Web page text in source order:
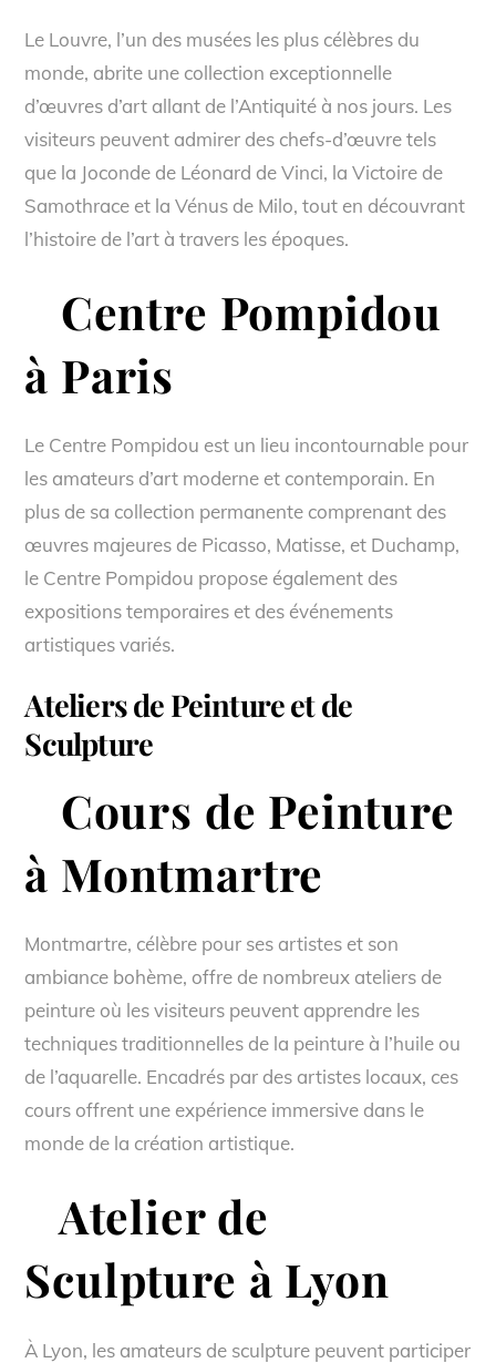
Le Louvre, l’un des musées les plus célèbres du
monde, abrite une collection exceptionnelle
d’œuvres d’art allant de l’Antiquité à nos jours. Les
visiteurs peuvent admirer des chefs-d’œuvre tels
que la Joconde de Léonard de Vinci, la Victoire de
Samothrace et la Vénus de Milo, tout en découvrant
l’histoire de l’art à travers les époques.
Centre Pompidou
à Paris
Le Centre Pompidou est un lieu incontournable pour
les amateurs d’art moderne et contemporain. En
plus de sa collection permanente comprenant des
œuvres majeures de Picasso, Matisse, et Duchamp,
le Centre Pompidou propose également des
expositions temporaires et des événements
artistiques variés.
Ateliers de Peinture et de
Sculpture
Cours de Peinture
à Montmartre
Montmartre, célèbre pour ses artistes et son
ambiance bohème, offre de nombreux ateliers de
peinture où les visiteurs peuvent apprendre les
techniques traditionnelles de la peinture à l’huile ou
de l’aquarelle. Encadrés par des artistes locaux, ces
cours offrent une expérience immersive dans le
monde de la création artistique.
Atelier de
Sculpture à Lyon
À Lyon, les amateurs de sculpture peuvent participer